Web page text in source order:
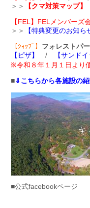
＞＞
【クマ対策マップ】
【FEL】FELメンバーズ
＞＞
【特典変更のお知ら
【ｼｮｯﾌﾟ】 フォレストパ
【ピザ】
/ 【サンドイ
※令和８年１月１日より
■⇓こちらから各施設の
■公式facebookページ